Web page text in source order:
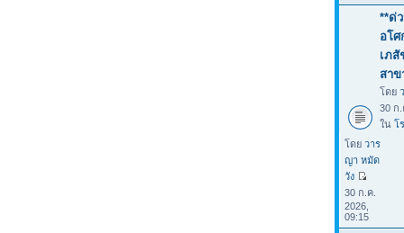
**ด่
อโ
เภสั
สาข
โดย
30 ก.
ใน โ
โดย วาร
ญา หมัด
วัง
30 ก.ค.
2026,
09:15